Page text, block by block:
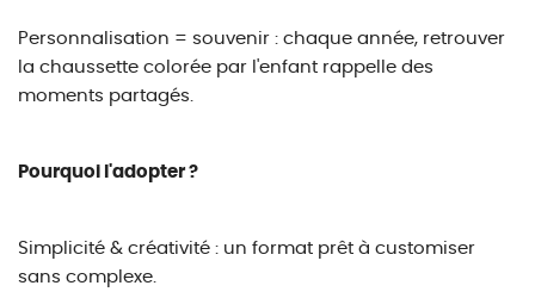
Personnalisation = souvenir : chaque année, retrouver
la chaussette colorée par l'enfant rappelle des
moments partagés.
Pourquoi l'adopter ?
Simplicité & créativité : un format prêt à customiser
sans complexe.